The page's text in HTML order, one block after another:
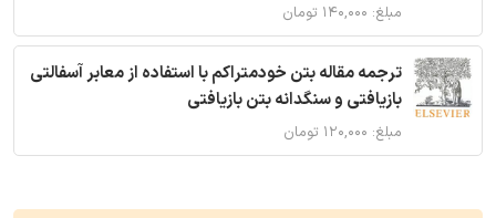
مبلغ: ۱۴۰,۰۰۰ تومان
ترجمه مقاله بتن خودمتراکم با استفاده از معابر آسفالتی
بازیافتی و سنگدانه بتن بازیافتی
مبلغ: ۱۲۰,۰۰۰ تومان